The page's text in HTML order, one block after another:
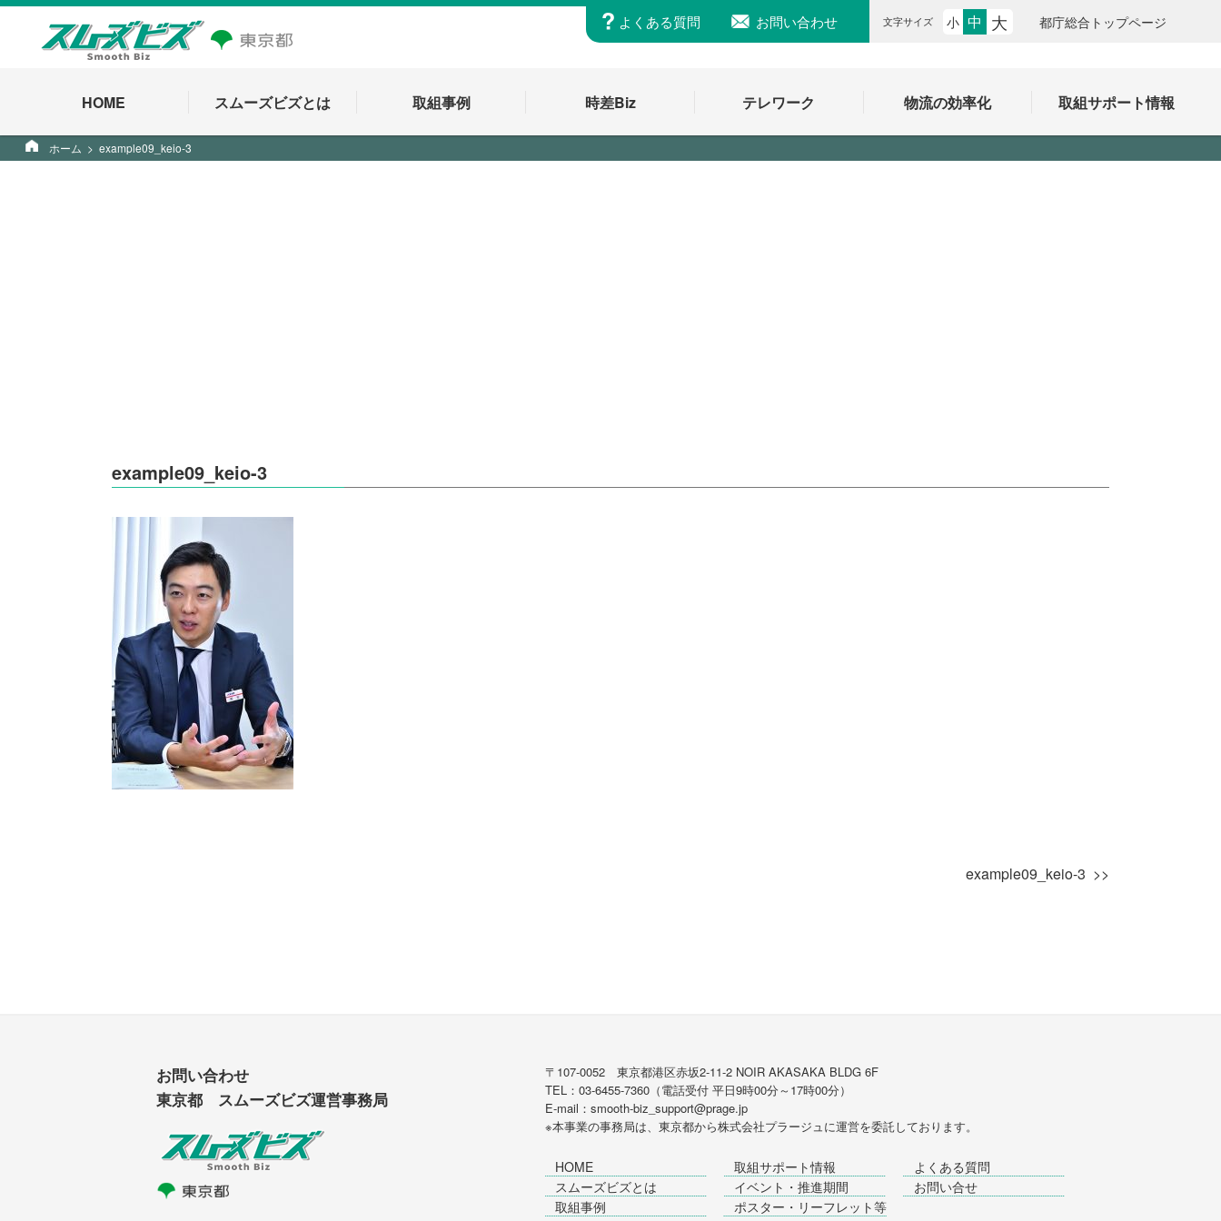
よくある質問 お問い合わせ 文字サイズ 小 中 大 都庁総合トップページ
HOME スムーズビズとは 取組事例 時差Biz テレワーク 物流の効率化 取組サポート情報
ホーム example09_keio-3
example09_keio-3
example09_keio-3
お問い合わせ
東京都 スムーズビズ運営事務局
〒107-0052 東京都港区赤坂2-11-2 NOIR AKASAKA BLDG 6F
TEL：03-6455-7360（電話受付 平日9時00分～17時00分）
E-mail：smooth-biz_support@prage.jp
※本事業の事務局は、東京都から株式会社プラージュに運営を委託しております。
HOME
スムーズビズとは
取組事例
取組サポート情報
イベント・推進期間
ポスター・リーフレット等
よくある質問
お問い合せ